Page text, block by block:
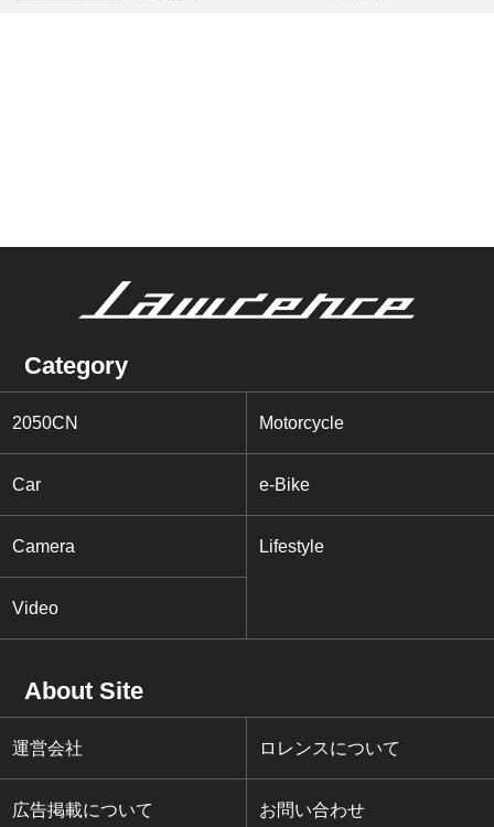
Category
2050CN Motorcycle
Car e-Bike
Camera Lifestyle
Video
About Site
運営会社 ロレンスについて
広告掲載について お問い合わせ